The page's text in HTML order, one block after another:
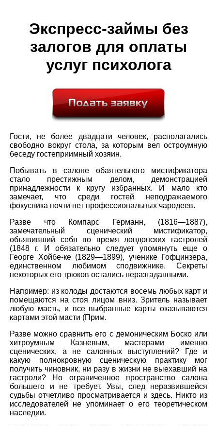
Экспресс-займы без
залогов для оплаты
услуг психолога
Гости, не более двадцати человек, располагались
свободно вокруг стола, за которым вел остроумную
беседу гостеприимный хозяин.
Побывать в салоне обаятельного мистификатора
стало престижным делом, демонстрацией
принадлежности к кругу избранных. И мало кто
замечает, что среди гостей неподражаемого
фокусника почти нет профессиональных чародеев.
Разве что Компарс Германн, (1816—1887),
замечательный сценический мистификатор,
объявивший себя во время лондонских гастролей
(1848 г. И обязательно следует упомянуть еще о
Георге Хойбе-ке (1829—1899), ученике Гофцинзера,
единственном любимом сподвижнике. Секреты
некоторых его трюков остались неразгаданными.
Например: из колоды достаются восемь любых карт и
помещаются на стоя лицом вниз. Зритель называет
любую масть, и все выбранные карты оказываются
картами этой масти (Прим.
Разве можно сравнить его с демоническим Боско или
хитроумным Казневым, мастерами именно
сценических, а не салонных выступлений? Где и
какую полнокровную сценическую практику мог
получить чиновник, ни разу в жизни не выехавший на
гастроли? Но ограниченное пространство салона
большего и не требует. Увы, след неразвившейся
судьбы отчетливо просматривается и здесь. Никто из
исследователей не упоминает о его теоретическом
наследии.